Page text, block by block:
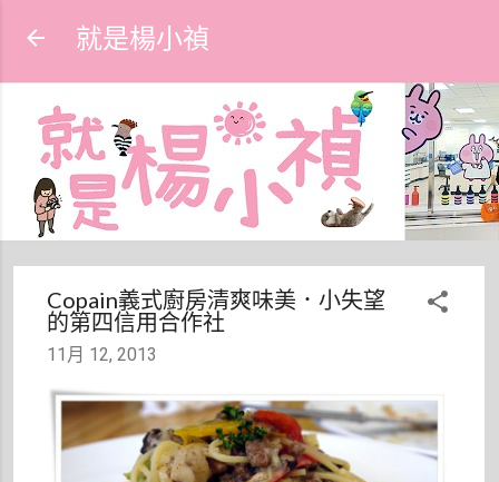
跳到主要內容
就是楊小禎
Copain義式廚房清爽味美．小失望
的第四信用合作社
11月 12, 2013